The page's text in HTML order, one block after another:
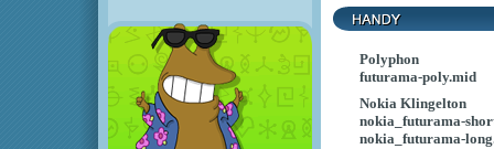
Polyphon
futurama-poly.mid
Nokia Klingelton
nokia_futurama-
nokia_futurama-